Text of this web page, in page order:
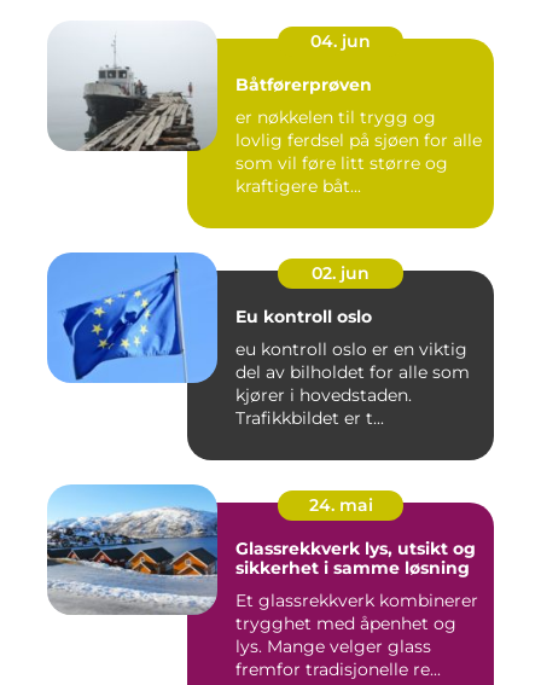
04. jun
Båtførerprøven
er nøkkelen til trygg og
lovlig ferdsel på sjøen for alle
som vil føre litt større og
kraftigere båt...
02. jun
Eu kontroll oslo
eu kontroll oslo er en viktig
del av bilholdet for alle som
kjører i hovedstaden.
Trafikkbildet er t...
24. mai
Glassrekkverk lys, utsikt og
sikkerhet i samme løsning
Et glassrekkverk kombinerer
trygghet med åpenhet og
lys. Mange velger glass
fremfor tradisjonelle re...